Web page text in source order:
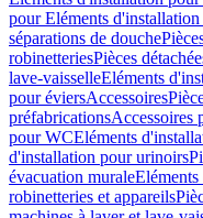
pour Eléments
séparations de douche
robinetteriesPièces
lave-vaisselleEléments
pour éviersAccessoires
préfabricationsAccessoires
pour WCEléments
d'installation pour urinoirs
évacuation murale
robinetteries et appareils